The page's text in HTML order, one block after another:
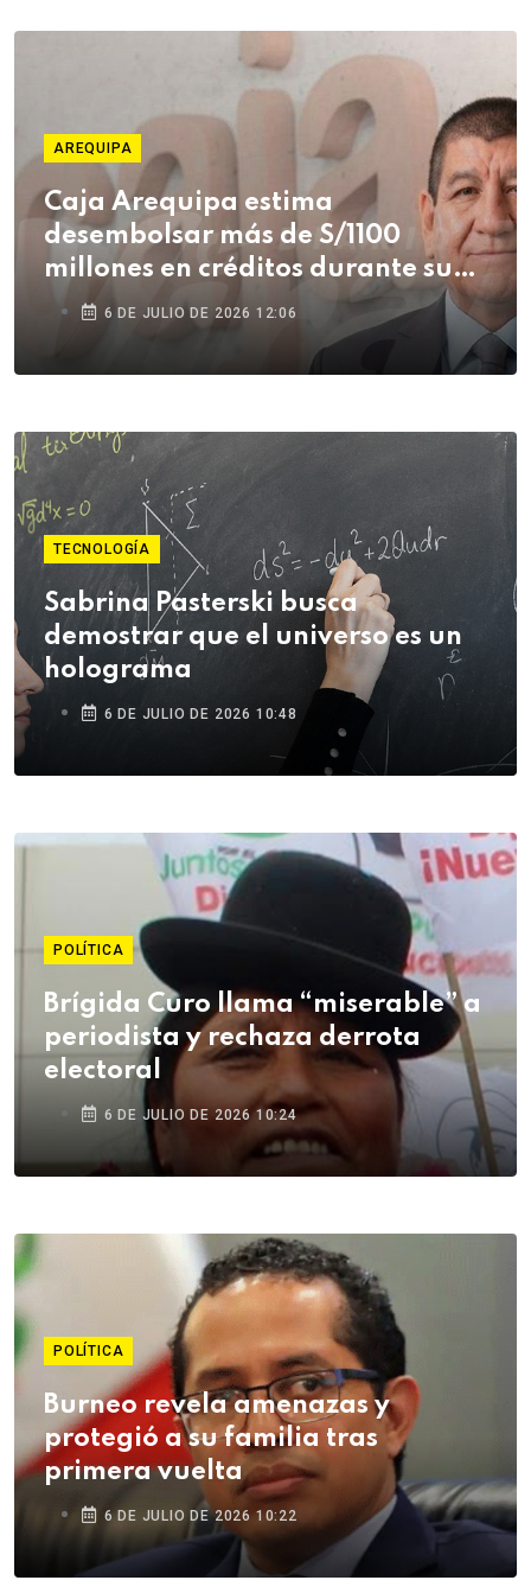
AREQUIPA
Caja Arequipa estima
desembolsar más de S/1100
millones en créditos durante su
campaña de Fiestas Patrias
6 DE JULIO DE 2026 12:06
TECNOLOGÍA
Sabrina Pasterski busca
demostrar que el universo es un
holograma
6 DE JULIO DE 2026 10:48
POLÍTICA
Brígida Curo llama “miserable” a
periodista y rechaza derrota
electoral
6 DE JULIO DE 2026 10:24
POLÍTICA
Burneo revela amenazas y
protegió a su familia tras
primera vuelta
6 DE JULIO DE 2026 10:22